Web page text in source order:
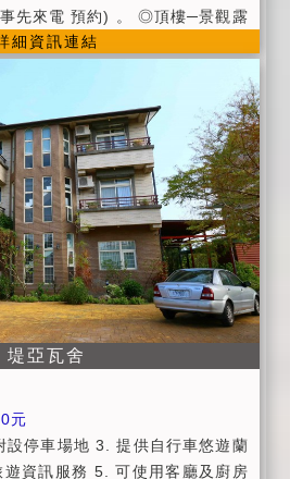
房扣預付訂金金額100% 。 旅客
訂房扣房價預付訂金金額80%。
取消訂房扣房價預付訂金金額7
4-6日內取消訂房扣房價預付訂金
日前7-9日內取消訂房扣房價預
於住宿日前10-13日內取消訂房
。 旅客於住宿日前14日前(含1
付訂金金額0%。 (或可延期半
災(如地震、颱風)導致交通中斷
發佈之訊息，可退還訂金 100%
限)。 →若因颱風交通受阻而導
期間住宿以 6 折計算。
先來電 預約) 。 ◎頂樓─景觀露
廳。 ◎公共設施：客廳、公共冰
。為確保您的權益,請於訂房隔日
,匯款後請來電告知,經確認匯款完
逾期恕不保留客房。 。進房時間:
房時間:隔日上午11:00以前。 。
證件,以便我們登記,在辦登記的同
繳交。 。為維護住宿品質,請依
,請事先告知。 。為維護住宿環
),如有需要請移駕戶外,謝絕攜帶
寧,請每位遊客保持輕聲細語,相
寧。 。請隨手將房門上鎖,貴重物
,恕不負責,敬請見諒。 。不能破
品(如傢俱、家電、飾品等),否則
共空間,開放到晚上10:00,10:00
大聲喧嘩。 。歡迎包棟,但無法
最多12人
細資訊連結
堤亞瓦舍
元
停車場地 3. 提供自行車悠遊蘭
資訊服務 5. 可使用客廳及廚房